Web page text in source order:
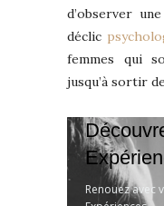
d’observer
déclic
femmes qui
jusqu’à sortir